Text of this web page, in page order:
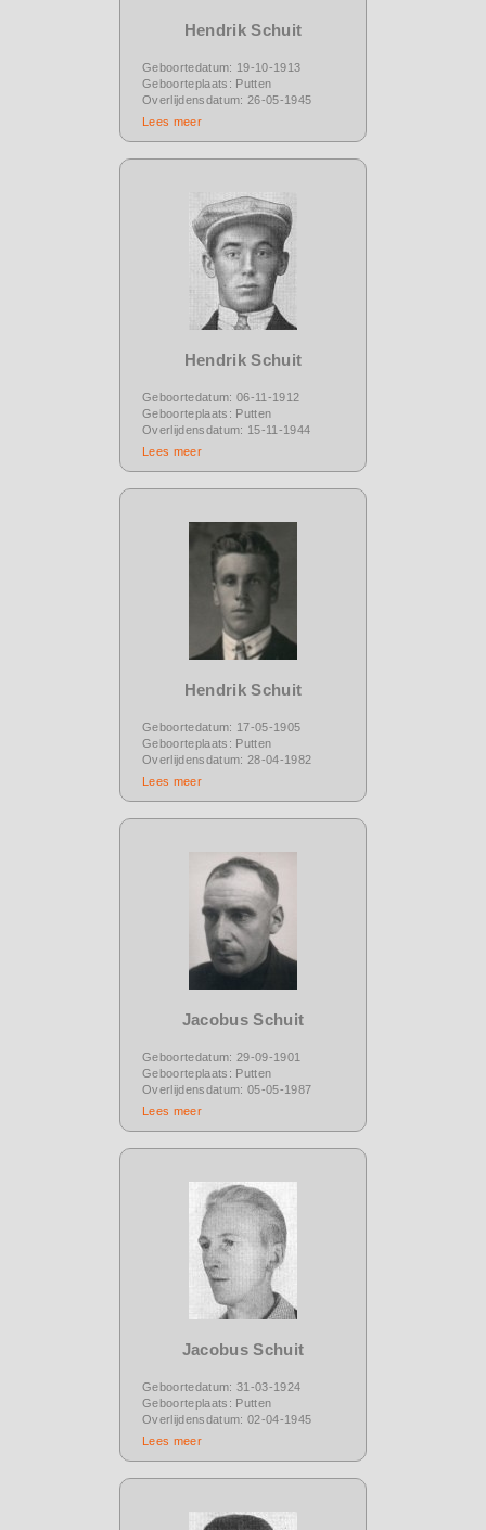
Hendrik Schuit
Geboortedatum: 19-10-1913
Geboorteplaats: Putten
Overlijdensdatum: 26-05-1945
Lees meer
Hendrik Schuit
Geboortedatum: 06-11-1912
Geboorteplaats: Putten
Overlijdensdatum: 15-11-1944
Lees meer
Hendrik Schuit
Geboortedatum: 17-05-1905
Geboorteplaats: Putten
Overlijdensdatum: 28-04-1982
Lees meer
Jacobus Schuit
Geboortedatum: 29-09-1901
Geboorteplaats: Putten
Overlijdensdatum: 05-05-1987
Lees meer
Jacobus Schuit
Geboortedatum: 31-03-1924
Geboorteplaats: Putten
Overlijdensdatum: 02-04-1945
Lees meer